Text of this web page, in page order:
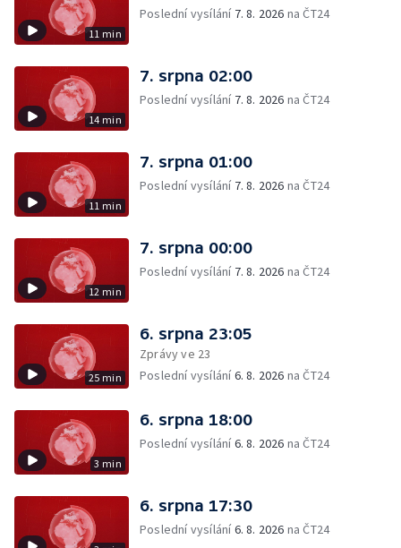
11 min
Poslední vysílání 7. 8. 2026 na ČT24
14 min
7. srpna 02:00
Poslední vysílání 7. 8. 2026 na ČT24
11 min
7. srpna 01:00
Poslední vysílání 7. 8. 2026 na ČT24
12 min
7. srpna 00:00
Poslední vysílání 7. 8. 2026 na ČT24
25 min
6. srpna 23:05
Zprávy ve 23
Poslední vysílání6. 8. 2026 na ČT24
3 min
6. srpna 18:00
Poslední vysílání6. 8. 2026 na ČT24
6. srpna 17:30
Poslední vysílání6. 8. 2026 na ČT24